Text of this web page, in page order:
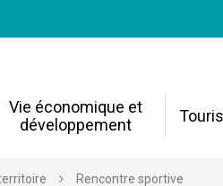
Vie économique et
développement
Rencontre sportive